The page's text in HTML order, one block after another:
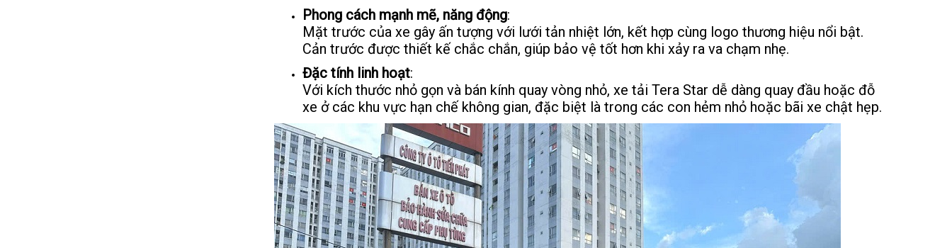
Phong cách mạnh mẽ, năng động:
Mặt trước của xe gây ấn tượng với lưới tản nhiệt lớn, kết hợp cùng logo thương hiệu nổi bật.
Cản trước được thiết kế chắc chắn, giúp bảo vệ tốt hơn khi xảy ra va chạm nhẹ.
Đặc tính linh hoạt:
Với kích thước nhỏ gọn và bán kính quay vòng nhỏ, xe tải Tera Star dễ dàng quay đầu hoặc đỗ
xe ở các khu vực hạn chế không gian, đặc biệt là trong các con hẻm nhỏ hoặc bãi xe chật hẹp.